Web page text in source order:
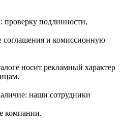
проверку подлинности,
соглашения и комиссионную
носит рекламный характер
наши сотрудники
компании.